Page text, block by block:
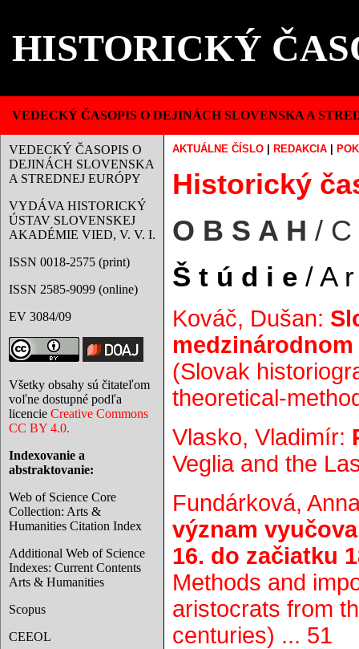
HISTORICKÝ
VEDECKÝ ČASOPIS O DEJINÁCH SLOVENSKA A
VEDECKÝ ČASOPIS O
DEJINÁCH SLOVENSKA
A STREDNEJ EURÓPY
VYDÁVA HISTORICKÝ
ÚSTAV SLOVENSKEJ
AKADÉMIE VIED, V. V. I.
ISSN 0018-2575 (print)
ISSN 2585-9099 (online)
EV 3084/09
Všetky obsahy sú čitateľom
voľne dostupné podľa
licencie Creative Commons
CC BY 4.0.
Indexovanie a
abstraktovanie:
Web of Science Core
Collection: Arts &
Humanities Citation Index
Additional Web of Science
Indexes: Current Contents
Arts & Humanities
Scopus
CEEOL
AKTUÁLNE ČÍSLO REDAKCIA
Historický
O B S A H / C
Š t ú d i e / A
Kováč, Dušan:
(Slovak
theoretical-
Vlasko, Vladimír:
Veglia and the
Fundárková,
význam
16. do začiatku
Methods and
aristocrats from
centuries) ... 51